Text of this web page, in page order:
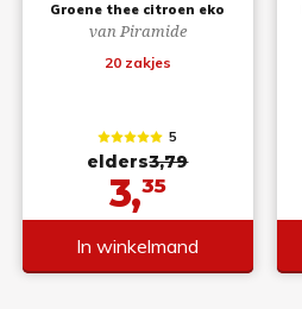
Groene thee citroen eko
van Piramide
20 zakjes
5
elders3,79
3,35
In winkelmand